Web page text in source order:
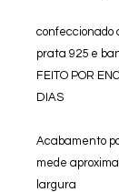
confeccionado
prata 925 e
FEITO POR
DIAS
Acabamento
mede
largura